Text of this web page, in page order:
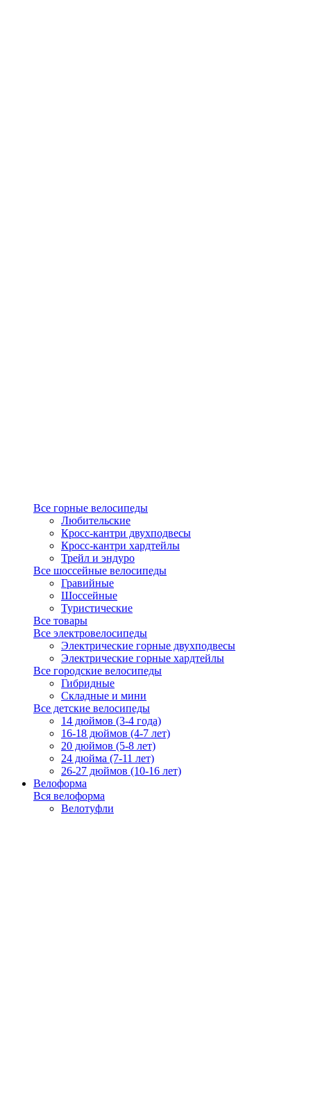
Все горные велосипеды
Любительские
Кросс-кантри двухподвесы
Кросс-кантри хардтейлы
Трейл и эндуро
Все шоссейные велосипеды
Гравийные
Шоссейные
Туристические
Все товары
Все электровелосипеды
Электрические горные двухподвесы
Электрические горные хардтейлы
Все городские велосипеды
Гибридные
Складные и мини
Все детские велосипеды
14 дюймов (3-4 года)
16-18 дюймов (4-7 лет)
20 дюймов (5-8 лет)
24 дюйма (7-11 лет)
26-27 дюймов (10-16 лет)
Велоформа
Вся велоформа
Велотуфли